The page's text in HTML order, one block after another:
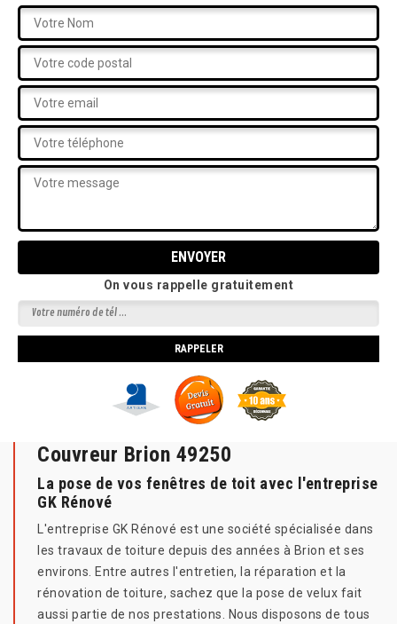
On vous rappelle gratuitement
Couvreur Brion 49250
La pose de vos fenêtres de toit avec l'entreprise
GK Rénové
L'entreprise GK Rénové est une société spécialisée dans
les travaux de toiture depuis des années à Brion et ses
environs. Entre autres l'entretien, la réparation et la
rénovation de toiture, sachez que la pose de velux fait
aussi partie de nos prestations. Nous disposons de tous